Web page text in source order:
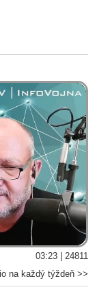
03:23 | 24811
na každý týždeň >>